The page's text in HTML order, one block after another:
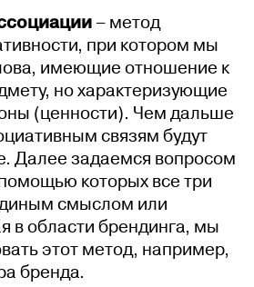
– метод
при котором мы
имеющие отношение к
но характеризующие
(ценности). Чем дальше
связям будут
Далее задаемся вопросом
которых все три
смыслом или
в области брендинга, мы
этот метод, например,
бренда.